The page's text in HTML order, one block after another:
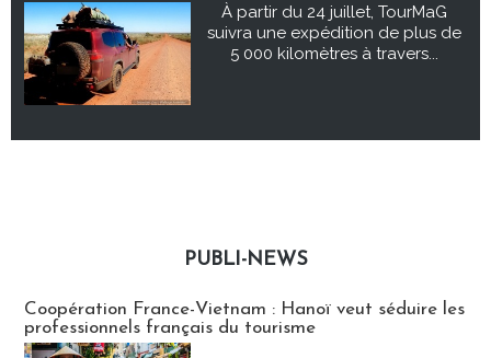
À partir du 24 juillet, TourMaG
suivra une expédition de plus de
5 000 kilomètres à travers...
PUBLI-NEWS
Coopération France-Vietnam : Hanoï veut séduire les
professionnels français du tourisme